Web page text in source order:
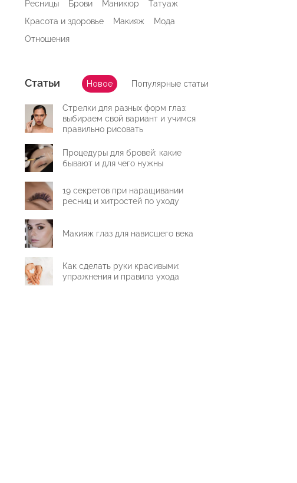
Ресницы Брови Маникюр
Татуаж
Красота и здоровье
Макияж
Мода
Отношения
Статьи Новое Популярные статьи
Стрелки для разных форм глаз:
выбираем свой вариант и учимся
правильно рисовать
Процедуры для бровей: какие
бывают и для чего нужны
19 секретов при наращивании
ресниц и хитростей по уходу
Макияж глаз для нависшего века
Как сделать руки красивыми:
упражнения и правила ухода